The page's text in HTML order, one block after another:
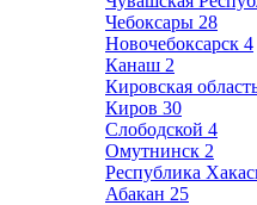
Чебоксары 28
Новочебоксарск 4
Канаш 2
Кировская
Киров 30
Слободской 4
Омутнинск 2
Республика
Абакан 25